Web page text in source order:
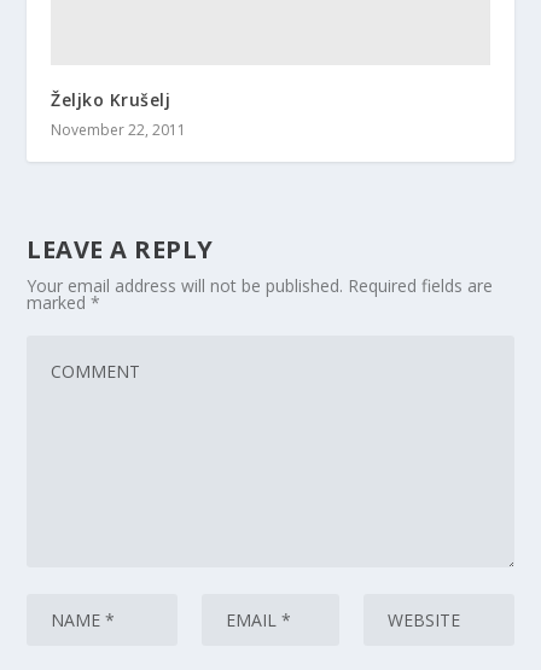
Željko Krušelj
November 22, 2011
LEAVE A REPLY
Your email address will not be published. Required fields are
marked*